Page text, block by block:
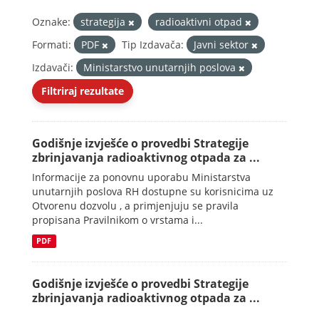
Oznake: strategija
radioaktivni otpad
Formati:
PDF Tip Izdavača:
Javni sektor
Izdavači:
Ministarstvo unutarnjih poslova
Filtriraj rezultate
Godišnje izvješće o provedbi Strategije
zbrinjavanja radioaktivnog otpada za ...
Informacije za ponovnu uporabu Ministarstva
unutarnjih poslova RH dostupne su korisnicima uz
Otvorenu dozvolu , a primjenjuju se pravila
propisana Pravilnikom o vrstama i...
PDF
Godišnje izvješće o provedbi Strategije
zbrinjavanja radioaktivnog otpada za ...